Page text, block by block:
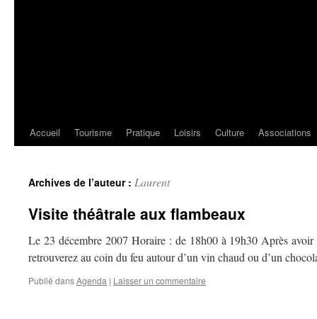
Accueil Tourisme Pratique Loisirs Culture Associations
Archives de l’auteur : Laurent
Visite théâtrale aux flambeaux
Le 23 décembre 2007 Horaire : de 18h00 à 19h30 Après avoir
retrouverez au coin du feu autour d’un vin chaud ou d’un
Publié dansAgenda | Laisser un commentaire